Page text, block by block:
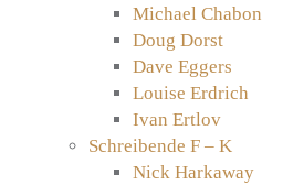
Michael Chabon
Doug Dorst
Dave Eggers
Louise Erdrich
Ivan Ertlov
Schreibende F – K
Nick Harkaway